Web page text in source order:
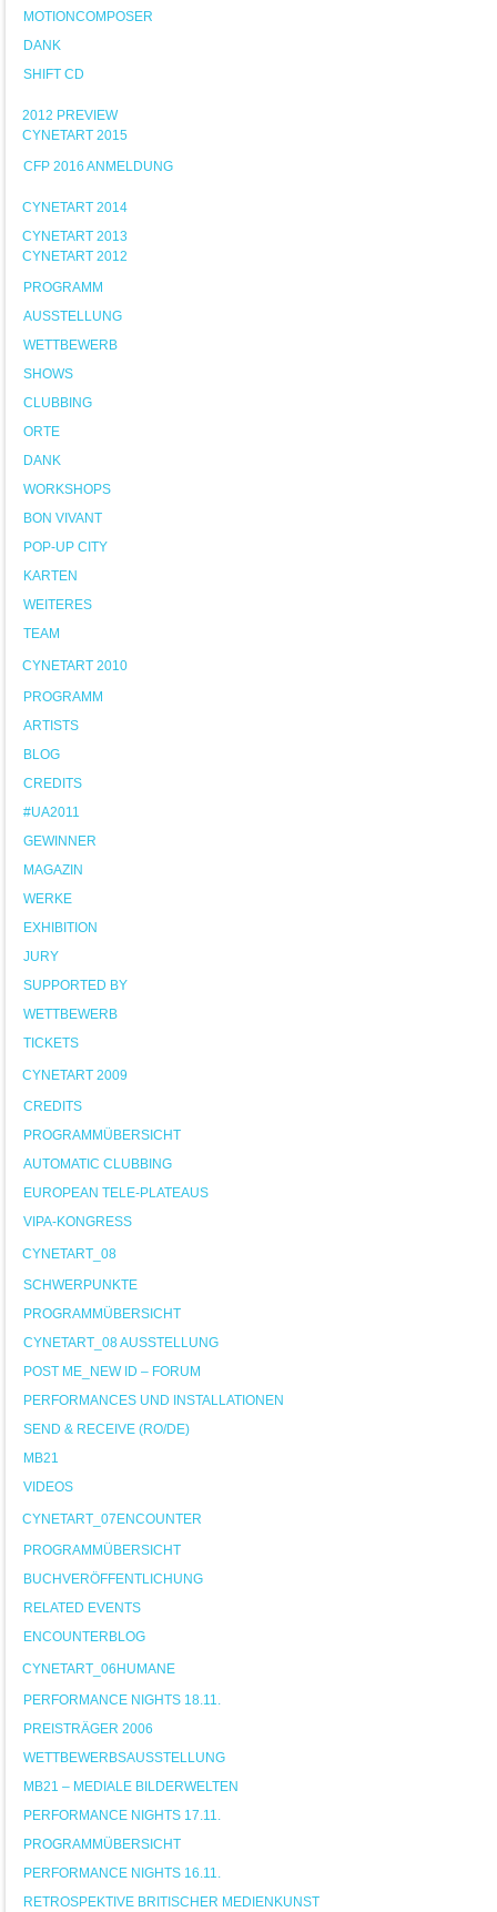
MOTIONCOMPOSER
DANK
SHIFT CD
2012 PREVIEW
CYNETART 2015
CFP 2016 ANMELDUNG
CYNETART 2014
CYNETART 2013
CYNETART 2012
PROGRAMM
AUSSTELLUNG
WETTBEWERB
SHOWS
CLUBBING
ORTE
DANK
WORKSHOPS
BON VIVANT
POP-UP CITY
KARTEN
WEITERES
TEAM
CYNETART 2010
PROGRAMM
ARTISTS
BLOG
CREDITS
#UA2011
GEWINNER
MAGAZIN
WERKE
EXHIBITION
JURY
SUPPORTED BY
WETTBEWERB
TICKETS
CYNETART 2009
CREDITS
PROGRAMMÜBERSICHT
AUTOMATIC CLUBBING
EUROPEAN TELE-PLATEAUS
VIPA-KONGRESS
CYNETART_08
SCHWERPUNKTE
PROGRAMMÜBERSICHT
CYNETART_08 AUSSTELLUNG
POST ME_NEW ID – FORUM
PERFORMANCES UND INSTALLATIONEN
SEND & RECEIVE (RO/DE)
MB21
VIDEOS
CYNETART_07ENCOUNTER
PROGRAMMÜBERSICHT
BUCHVERÖFFENTLICHUNG
RELATED EVENTS
ENCOUNTERBLOG
CYNETART_06HUMANE
PERFORMANCE NIGHTS 18.11.
PREISTRÄGER 2006
WETTBEWERBSAUSSTELLUNG
MB21 – MEDIALE BILDERWELTEN
PERFORMANCE NIGHTS 17.11.
PROGRAMMÜBERSICHT
PERFORMANCE NIGHTS 16.11.
RETROSPEKTIVE BRITISCHER MEDIENKUNST